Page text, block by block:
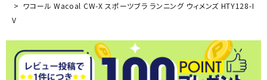
ワコール Wacoal CW-X スポーツブラ ランニング ウィメンズ HTY128-I
V